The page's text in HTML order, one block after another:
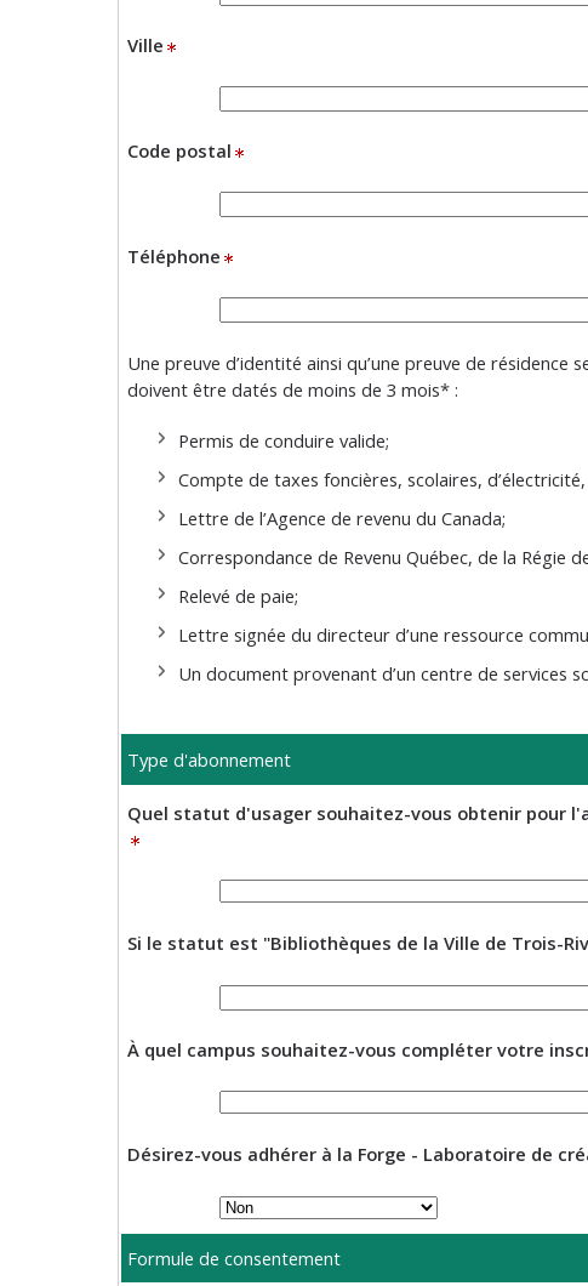
Ville
Code postal
Téléphone
Une preuve d’identité ainsi qu’une preuve de
doivent être datés de moins de 3 mois* :
Permis de conduire valide;
Compte de taxes foncières, scolaires,
Lettre de l’Agence de revenu du Canada;
Correspondance de Revenu Québec, de la Régie
Relevé de paie;
Lettre signée du directeur d’une ressource
Un document provenant d’un centre de services
Type d'abonnement
Quel statut d'usager souhaitez-vous obtenir pour
Si le statut est "Bibliothèques de la Ville de Trois-
À quel campus souhaitez-vous compléter votre
Désirez-vous adhérer à la Forge - Laboratoire de
Formule de consentement